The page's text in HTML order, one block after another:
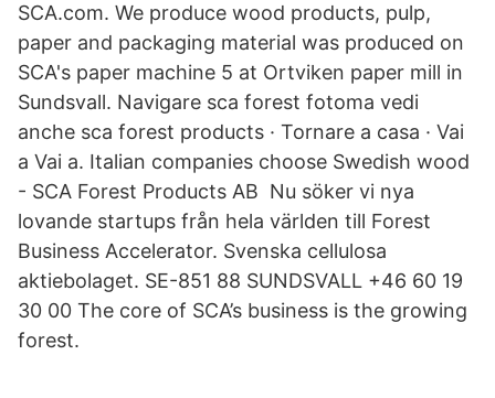
SCA.com. We produce wood products, pulp,
paper and packaging material was produced on
SCA's paper machine 5 at Ortviken paper mill in
Sundsvall. Navigare sca forest fotoma vedi
anche sca forest products · Tornare a casa · Vai
a Vai a. Italian companies choose Swedish wood
- SCA Forest Products AB Nu söker vi nya
lovande startups från hela världen till Forest
Business Accelerator. Svenska cellulosa
aktiebolaget. SE-851 88 SUNDSVALL +46 60 19
30 00 The core of SCA’s business is the growing
forest.